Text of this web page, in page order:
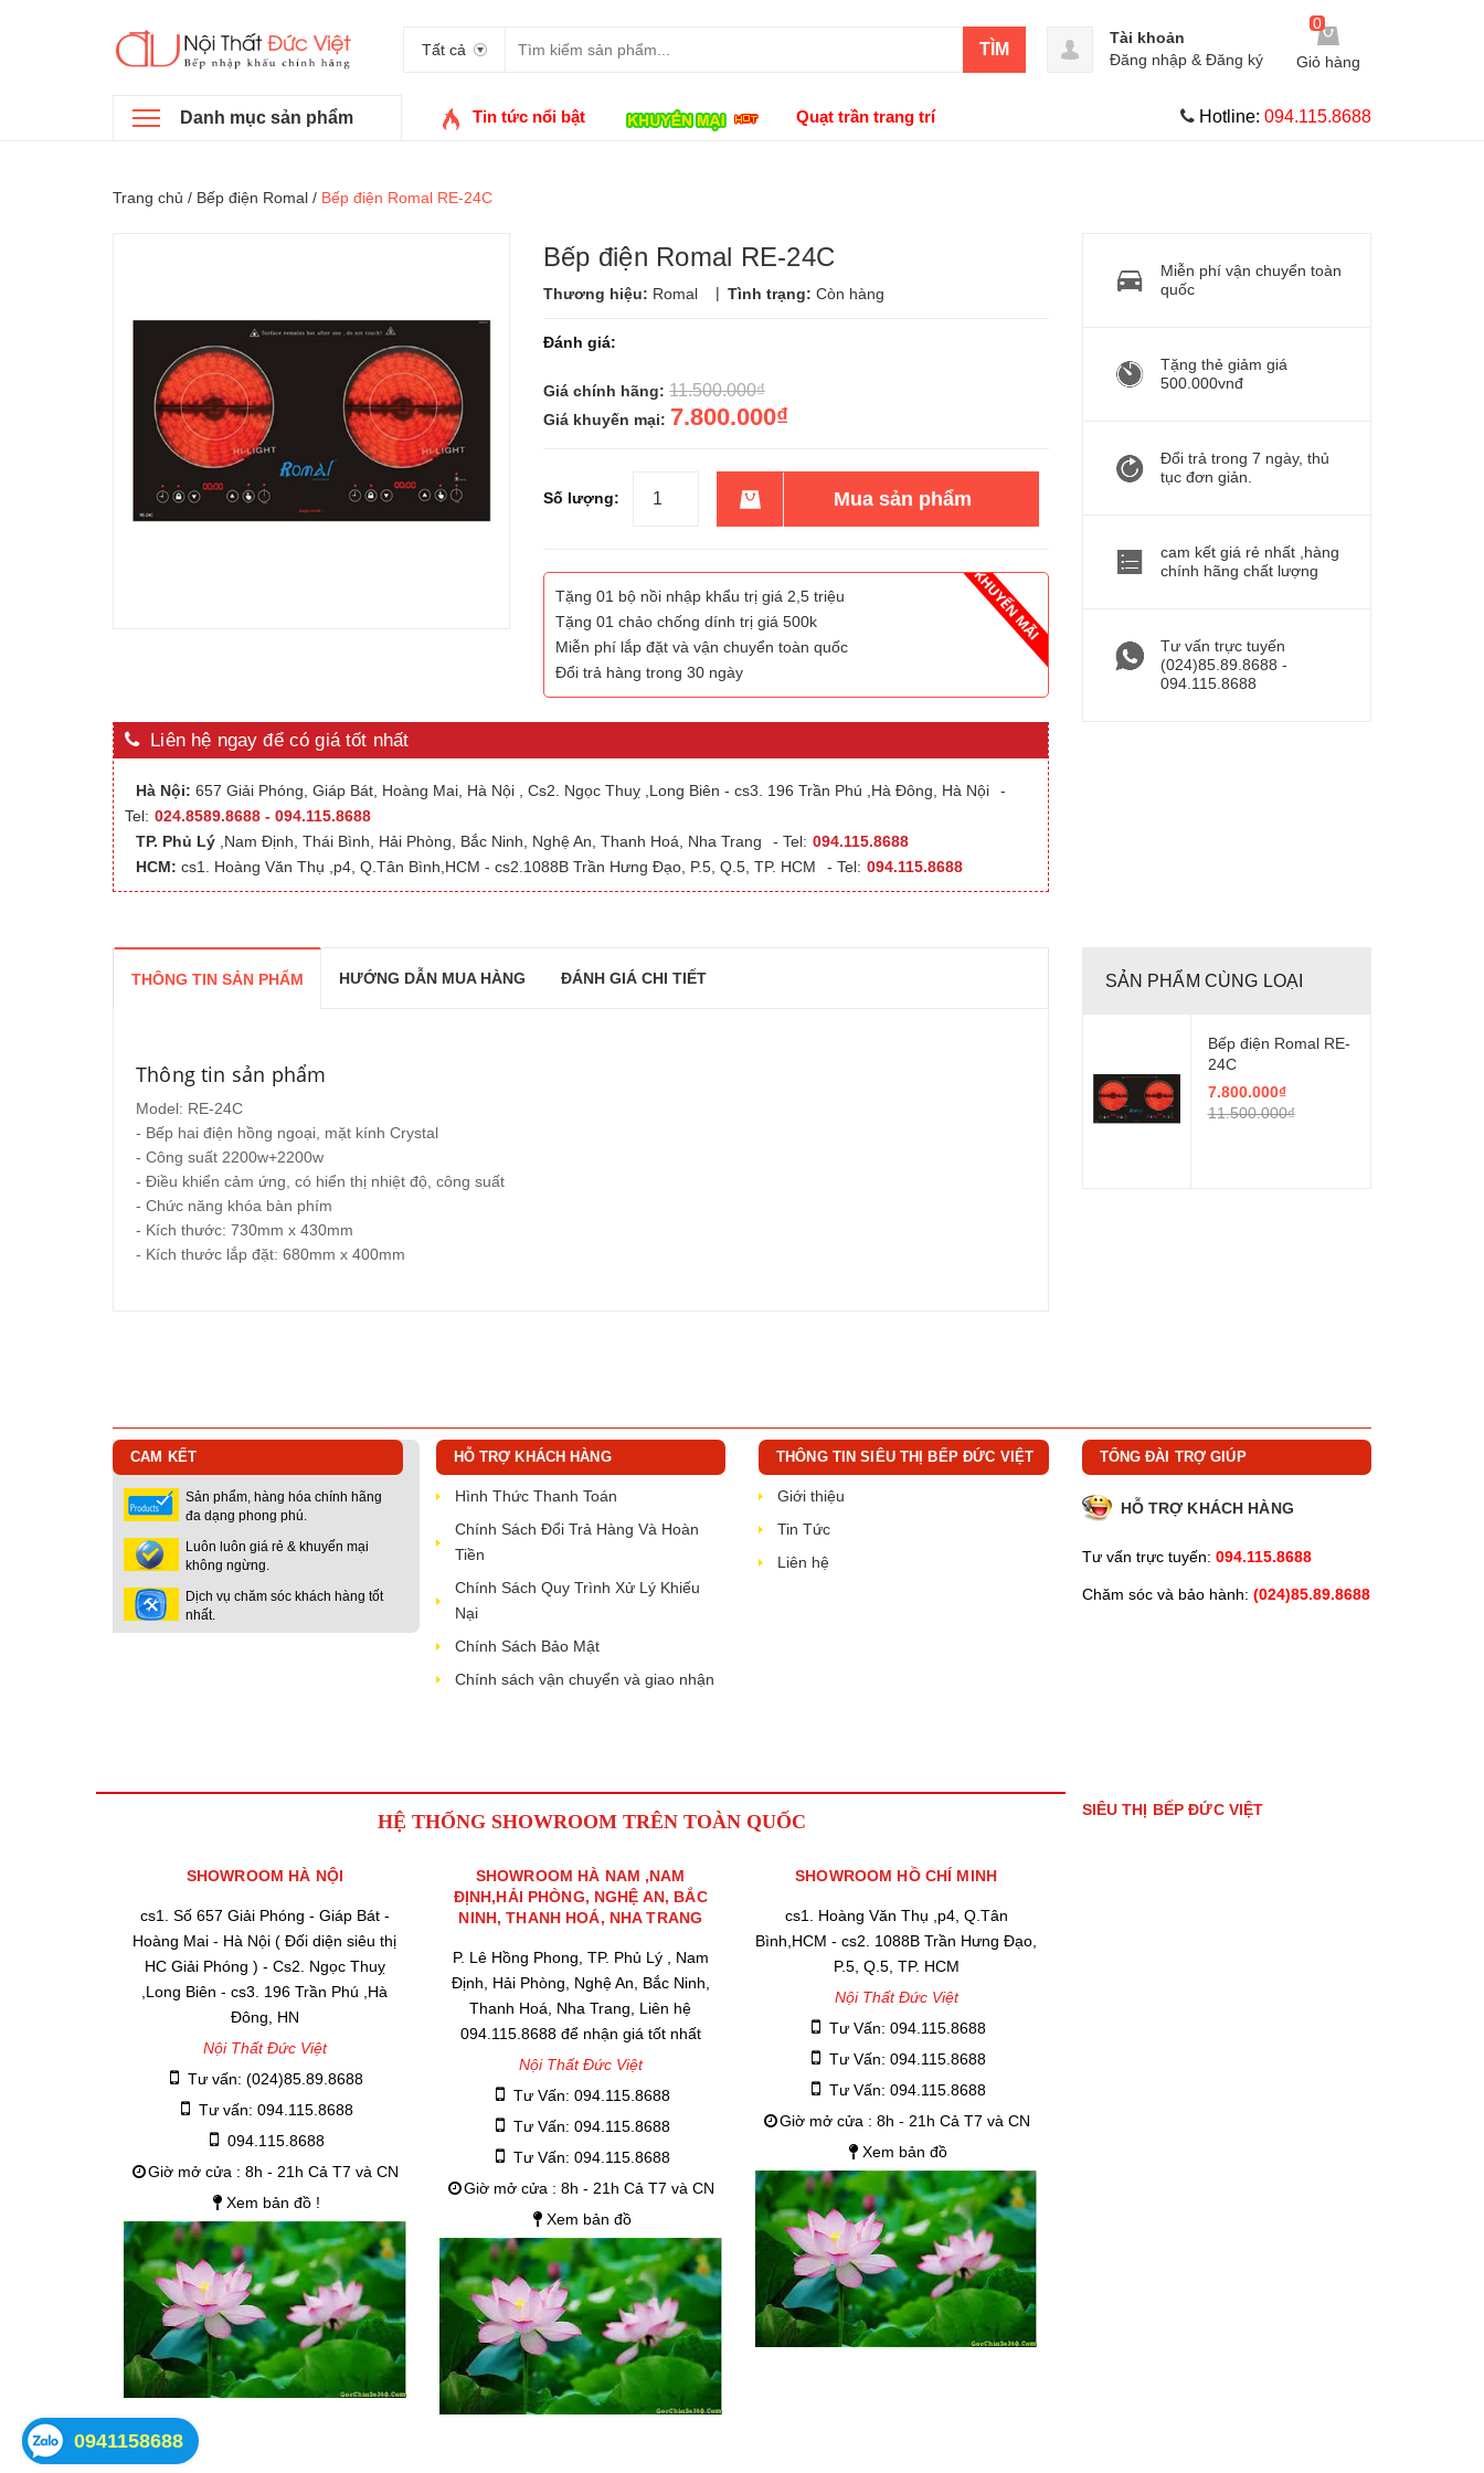
Tất cả TÌM
0
Giỏ hàng
Tài khoản
Đăng nhập & Đăng ký
Danh mục sản phẩm Tin tức nổi bật Quạt trần trang trí Hotline: 094.115.8688
Trang chủ / Bếp điện Romal / Bếp điện Romal RE-24C
Bếp điện Romal RE-24C
Thương hiệu: Romal | Tình trạng: Còn hàng
Đánh giá:
Giá chính hãng: 11.500.000₫
Giá khuyến mại: 7.800.000₫
Số lượng: Mua sản phẩm
Tặng 01 bộ nồi nhập khẩu trị giá 2,5 triệu
Tặng 01 chảo chống dính trị giá 500k
Miễn phí lắp đặt và vận chuyển toàn quốc
Đổi trả hàng trong 30 ngày
Miễn phí vận chuyển toàn
quốc
Tặng thẻ giảm giá
500.000vnđ
Đổi trả trong 7 ngày, thủ
tục đơn giản.
cam kết giá rẻ nhất ,hàng
chính hãng chất lượng
Tư vấn trực tuyến
(024)85.89.8688 -
094.115.8688
Liên hệ ngay để có giá tốt nhất
Hà Nội: 657 Giải Phóng, Giáp Bát, Hoàng Mai, Hà Nội , Cs2. Ngọc Thuỵ ,Long Biên - cs3. 196 Trần Phú ,Hà Đông, Hà Nội
-
Tel: 024.8589.8688 - 094.115.8688
TP. Phủ Lý ,Nam Định, Thái Bình, Hải Phòng, Bắc Ninh, Nghệ An, Thanh Hoá, Nha Trang - Tel: 094.115.8688
HCM: cs1. Hoàng Văn Thụ ,p4, Q.Tân Bình,HCM - cs2.1088B Trần Hưng Đạo, P.5, Q.5, TP. HCM - Tel: 094.115.8688
THÔNG TIN SẢN PHẨM HƯỚNG DẪN MUA HÀNG ĐÁNH GIÁ CHI TIẾT
Thông tin sản phẩm
Model: RE-24C
- Bếp hai điện hồng ngoại, mặt kính Crystal
- Công suất 2200w+2200w
- Điều khiển cảm ứng, có hiển thị nhiệt độ, công suất
- Chức năng khóa bàn phím
- Kích thước: 730mm x 430mm
- Kích thước lắp đặt: 680mm x 400mm
SẢN PHẨM CÙNG LOẠI
Bếp điện Romal RE-
24C
7.800.000₫
11.500.000₫
CAM KẾT
Sản phẩm, hàng hóa chính hãng
đa dạng phong phú.
Luôn luôn giá rẻ & khuyến mại
không ngừng.
Dịch vụ chăm sóc khách hàng tốt
nhất.
HỖ TRỢ KHÁCH HÀNG
Hình Thức Thanh Toán
Chính Sách Đổi Trả Hàng Và Hoàn
Tiền
Chính Sách Quy Trình Xử Lý Khiếu
Nại
Chính Sách Bảo Mật
Chính sách vận chuyển và giao nhận
THÔNG TIN SIÊU THỊ BẾP ĐỨC VIỆT
Giới thiệu
Tin Tức
Liên hệ
TỔNG ĐÀI TRỢ GIÚP
HỖ TRỢ KHÁCH HÀNG
Tư vấn trực tuyến: 094.115.8688
Chăm sóc và bảo hành: (024)85.89.8688
HỆ THỐNG SHOWROOM TRÊN TOÀN QUỐC
SHOWROOM HÀ NỘI
cs1. Số 657 Giải Phóng - Giáp Bát -
Hoàng Mai - Hà Nội ( Đối diện siêu thị
HC Giải Phóng ) - Cs2. Ngọc Thuỵ
,Long Biên - cs3. 196 Trần Phú ,Hà
Đông, HN
Nội Thất Đức Việt
Tư vấn: (024)85.89.8688
Tư vấn: 094.115.8688
094.115.8688
Giờ mở cửa : 8h - 21h Cả T7 và CN
Xem bản đồ !
SHOWROOM HÀ NAM ,NAM
ĐỊNH,HẢI PHÒNG, NGHỆ AN, BẮC
NINH, THANH HOÁ, NHA TRANG
P. Lê Hồng Phong, TP. Phủ Lý , Nam
Định, Hải Phòng, Nghệ An, Bắc Ninh,
Thanh Hoá, Nha Trang, Liên hệ
094.115.8688 để nhận giá tốt nhất
Nội Thất Đức Việt
Tư Vấn: 094.115.8688
Tư Vấn: 094.115.8688
Tư Vấn: 094.115.8688
Giờ mở cửa : 8h - 21h Cả T7 và CN
Xem bản đồ
SHOWROOM HỒ CHÍ MINH
cs1. Hoàng Văn Thụ ,p4, Q.Tân
Bình,HCM - cs2. 1088B Trần Hưng Đạo,
P.5, Q.5, TP. HCM
Nội Thất Đức Việt
Tư Vấn: 094.115.8688
Tư Vấn: 094.115.8688
Tư Vấn: 094.115.8688
Giờ mở cửa : 8h - 21h Cả T7 và CN
Xem bản đồ
SIÊU THỊ BẾP ĐỨC VIỆT
0941158688